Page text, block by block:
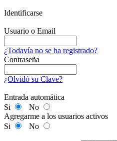
Identificarse
Usuario o Email
¿Todavía no se ha registrado?
Contraseña
¿Olvidó su Clave?
Entrada automática
Si
No
Agregarme a los usuarios activos
Si
No